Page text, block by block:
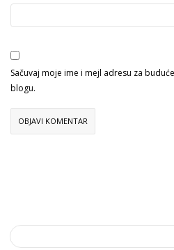
Sačuvaj moje ime i mejl adresu za
blogu.